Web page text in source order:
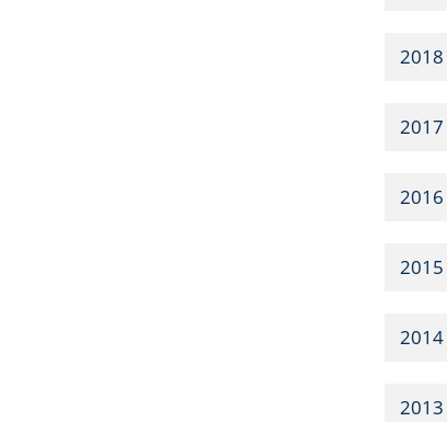
2018
2017
2016
2015
2014
2013